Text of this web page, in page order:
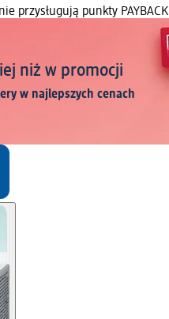
przysługują punkty PAYBACK
niż w promocji
w najlepszych cenach